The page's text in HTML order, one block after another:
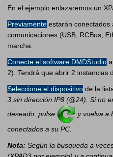
En el ejemplo enlazaremos un
Previamente estarán conectados
comunicaciones (USB, RCBus,
marcha.
Conecte el software DMDStudio
2). Tendrá que abrir 2 instancias
Seleccione el dispositivo de la
3 sin dirección IP8 (@24). Si no
deseado, pulse
y vuelva a
conectados a su PC.
Nota: Según la busqueda a